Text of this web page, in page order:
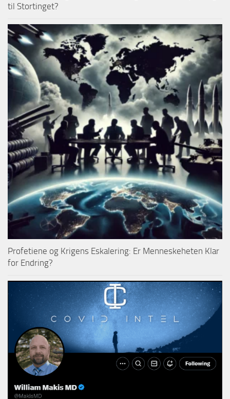
til Stortinget?
Profetiene og Krigens Eskalering: Er Menneskeheten Klar
for Endring?